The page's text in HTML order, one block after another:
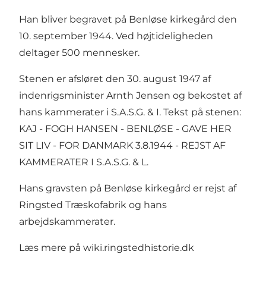
Han bliver begravet på Benløse kirkegård den
10. september 1944. Ved højtideligheden
deltager 500 mennesker.
Stenen er afsløret den 30. august 1947 af
indenrigsminister Arnth Jensen og bekostet af
hans kammerater i S.A.S.G. & I. Tekst på stenen:
KAJ - FOGH HANSEN - BENLØSE - GAVE HER
SIT LIV - FOR DANMARK 3.8.1944 - REJST AF
KAMMERATER I S.A.S.G. & L.
Hans gravsten på Benløse kirkegård er rejst af
Ringsted Træskofabrik og hans
arbejdskammerater.
Læs mere på wiki.ringstedhistorie.dk